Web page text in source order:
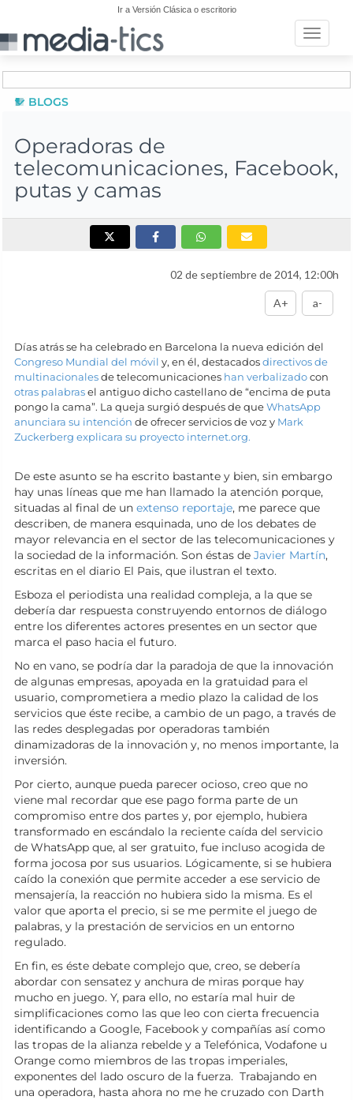
Ir a Versión Clásica o escritorio
Toggle
BLOGS
Operadoras de
telecomunicaciones, Facebook,
putas y camas
02 de septiembre de 2014, 12:00h
A+ a-
Días atrás se ha celebrado en Barcelona la nueva edición del
Congreso Mundial del móvil y, en él, destacadosdirectivos de
multinacionalesde telecomunicaciones han verbalizadocon
otras palabrasel antiguo dicho castellano de “encima de puta
pongo la cama”. La queja surgió después de queWhatsApp
anunciara su intención de ofrecer servicios de voz y Mark
Zuckerberg explicara su proyecto internet.org.
De este asunto se ha escrito bastante y bien, sin embargo
hay unas líneas que me han llamado la atención porque,
situadas al final de un extenso reportaje, me parece que
describen, de manera esquinada, uno de los debates de
mayor relevancia en el sector de las telecomunicaciones y
la sociedad de la información. Son éstas de Javier Martín,
escritas en el diario El Pais, que ilustran el texto.
Esboza el periodista una realidad compleja, a la que se
debería dar respuesta construyendo entornos de diálogo
entre los diferentes actores presentes en un sector que
marca el paso hacia el futuro.
No en vano, se podría dar la paradoja de que la innovación
de algunas empresas, apoyada en la gratuidad para el
usuario, comprometiera a medio plazo la calidad de los
servicios que éste recibe, a cambio de un pago, a través de
las redes desplegadas por operadoras también
dinamizadoras de la innovación y, no menos importante, la
inversión.
Por cierto, aunque pueda parecer ocioso, creo que no
viene mal recordar que ese pago forma parte de un
compromiso entre dos partes y, por ejemplo, hubiera
transformado en escándalo la reciente caída del servicio
de WhatsApp que, al ser gratuito, fue incluso acogida de
forma jocosa por sus usuarios. Lógicamente, si se hubiera
caído la conexión que permite acceder a ese servicio de
mensajería, la reacción no hubiera sido la misma. Es el
valor que aporta el precio, si se me permite el juego de
palabras, y la prestación de servicios en un entorno
regulado.
En fin, es éste debate complejo que, creo, se debería
abordar con sensatez y anchura de miras porque hay
mucho en juego. Y, para ello, no estaría mal huir de
simplificaciones como las que leo con cierta frecuencia
identificando a Google, Facebook y compañías así como
las tropas de la alianza rebelde y a Telefónica, Vodafone u
Orange como miembros de las tropas imperiales,
exponentes del lado oscuro de la fuerza. Trabajando en
una operadora, hasta ahora no me he cruzado con Darth